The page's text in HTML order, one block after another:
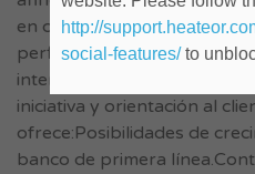
en curso o
perfil comercial, excelente
interpersonales, fluidez,
iniciativa y orientación al
ofrece:Posibilidades de
banco de primera
http://
social-features/to